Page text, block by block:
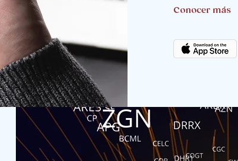
Conocer más